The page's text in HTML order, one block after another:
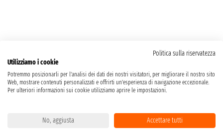
Politica sulla riservatezza
Utilizziamo i cookie
Potremmo posizionarli per l'analisi dei dati dei nostri visitatori, per migliorare il nostro sito
Web, mostrare contenuti personalizzati e offrirti un'esperienza di navigazione eccezionale.
Per ulteriori informazioni sui cookie utilizziamo aprire le impostazioni.
No, aggiusta Accettare tutti